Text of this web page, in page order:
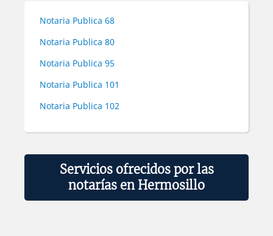
Notaria Publica 68
Notaria Publica 80
Notaria Publica 95
Notaria Publica 101
Notaria Publica 102
Servicios ofrecidos por las
notarías en Hermosillo